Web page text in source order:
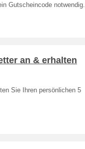
Gutscheincode notwendig.
an & erhalten
Sie Ihren persönlichen 5